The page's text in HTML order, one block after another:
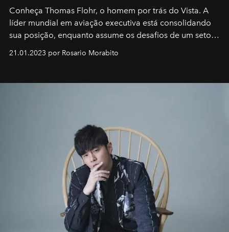
Conheça Thomas Flohr, o homem por trás do Vista. A
líder mundial em aviação executiva está consolidando
sua posição, enquanto assume os desafios de um setor
em rápida evolução e redefinindo o conceito de luxo
21.01.2023 por Rosario Morabito